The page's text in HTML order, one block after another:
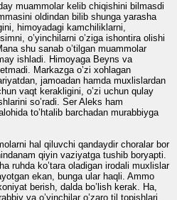
muammolar kelib chiqishini bilmasdi
oldindan bilib shunga yarasha
himoyadagi kamchiliklarni,
o’yinchilarni o’ziga ishontira olishi
shu sanab o’tilgan muammolar
ishladi. Himoyaga Beyns va
Markazga o’zi xohlagan
jamoadan hamda muxlislardan
vaqt kerakligini, o’zi uchun qulay
so’radi. Ser Aleks ham
to’htalib barchadan murabbiyga
hal qiluvchi qandaydir choralar bor
qiyin vaziyatga tushib boryapti.
ruhda ko’tara oladigan irodali muxlislar
ekan, bunga ular haqli. Ammo
berish, dalda bo’lish kerak. Ha,
va o’yinchilar o’zaro til topishlari